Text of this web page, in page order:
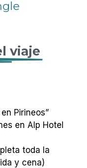
viaje
Pirineos”
en Alp Hotel
toda la
y cena)